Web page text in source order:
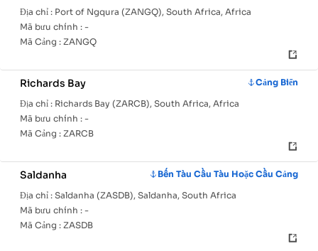
Địa chỉ : Port of Ngqura (ZANGQ), South Africa, Africa
Mã bưu chính : -
Mã Cảng : ZANGQ
Richards Bay
Cảng Biển
Địa chỉ : Richards Bay (ZARCB), South Africa, Africa
Mã bưu chính : -
Mã Cảng : ZARCB
Saldanha
Bến Tàu Cầu Tàu Hoặc Cầu Cảng
Địa chỉ : Saldanha (ZASDB), Saldanha, South Africa
Mã bưu chính : -
Mã Cảng : ZASDB